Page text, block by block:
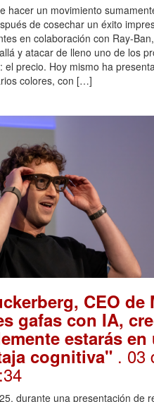
hacer un movimiento
de cosechar un éxito
en colaboración con Ray-
y atacar de lleno uno de los
el precio. Hoy mismo ha
colores, con […]
CEO de
gafas con IA,
estarás en
cognitiva" . 03
durante una presentación de